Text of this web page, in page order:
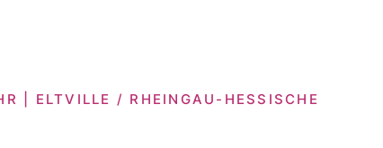
| ELTVILLE / RHEINGAU-HESSISCHE